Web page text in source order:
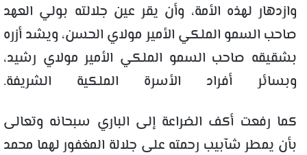
وازدهار لهذه الأمة، وأن يقر عين جلالته بولي العهد
صاحب السمو الملكي الأمير مولاي الحسن، ويشد أزره
بشقيقه صاحب السمو الملكي الأمير مولاي رشيد،
وبسائر أفراد الأسرة الملكية الشريفة.
كما رفعت أكف الضراعة إلى الباري سبحانه وتعالى
بأن يمطر شآبيب رحمته على جلالة المغفور لهما محمد